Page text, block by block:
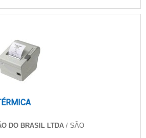
Conheça mais
DO BRASIL LTDA / SÃO